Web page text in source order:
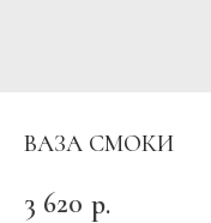
ВАЗА СМОКИ
3 620 р.